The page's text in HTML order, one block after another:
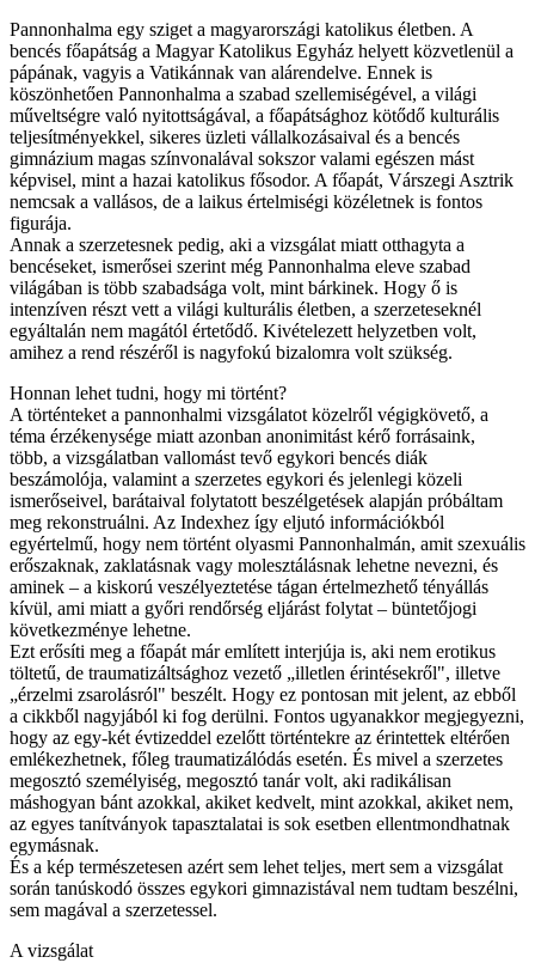
Pannonhalma egy sziget a magyarországi katolikus életben. A
bencés főapátság a Magyar Katolikus Egyház helyett közvetlenül a
pápának, vagyis a Vatikánnak van alárendelve. Ennek is
köszönhetően Pannonhalma a szabad szellemiségével, a világi
műveltségre való nyitottságával, a főapátsághoz kötődő kulturális
teljesítményekkel, sikeres üzleti vállalkozásaival és a bencés
gimnázium magas színvonalával sokszor valami egészen mást
képvisel, mint a hazai katolikus fősodor. A főapát, Várszegi Asztrik
nemcsak a vallásos, de a laikus értelmiségi közéletnek is fontos
figurája.
Annak a szerzetesnek pedig, aki a vizsgálat miatt otthagyta a
bencéseket, ismerősei szerint még Pannonhalma eleve szabad
világában is több szabadsága volt, mint bárkinek. Hogy ő is
intenzíven részt vett a világi kulturális életben, a szerzeteseknél
egyáltalán nem magától értetődő. Kivételezett helyzetben volt,
amihez a rend részéről is nagyfokú bizalomra volt szükség.
Honnan lehet tudni, hogy mi történt?
A történteket a pannonhalmi vizsgálatot közelről végigkövető, a
téma érzékenysége miatt azonban anonimitást kérő forrásaink,
több, a vizsgálatban vallomást tevő egykori bencés diák
beszámolója, valamint a szerzetes egykori és jelenlegi közeli
ismerőseivel, barátaival folytatott beszélgetések alapján próbáltam
meg rekonstruálni. Az Indexhez így eljutó információkból
egyértelmű, hogy nem történt olyasmi Pannonhalmán, amit szexuális
erőszaknak, zaklatásnak vagy molesztálásnak lehetne nevezni, és
aminek – a kiskorú veszélyeztetése tágan értelmezhető tényállás
kívül, ami miatt a győri rendőrség eljárást folytat – büntetőjogi
következménye lehetne.
Ezt erősíti meg a főapát már említett interjúja is, aki nem erotikus
töltetű, de traumatizáltsághoz vezető „illetlen érintésekről", illetve
„érzelmi zsarolásról" beszélt. Hogy ez pontosan mit jelent, az ebből
a cikkből nagyjából ki fog derülni. Fontos ugyanakkor megjegyezni,
hogy az egy-két évtizeddel ezelőtt történtekre az érintettek eltérően
emlékezhetnek, főleg traumatizálódás esetén. És mivel a szerzetes
megosztó személyiség, megosztó tanár volt, aki radikálisan
máshogyan bánt azokkal, akiket kedvelt, mint azokkal, akiket nem,
az egyes tanítványok tapasztalatai is sok esetben ellentmondhatnak
egymásnak.
És a kép természetesen azért sem lehet teljes, mert sem a vizsgálat
során tanúskodó összes egykori gimnazistával nem tudtam beszélni,
sem magával a szerzetessel.
A vizsgálat